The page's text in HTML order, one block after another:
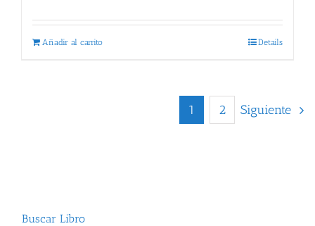
Añadir al carrito Details
1 2 Siguiente
Buscar Libro